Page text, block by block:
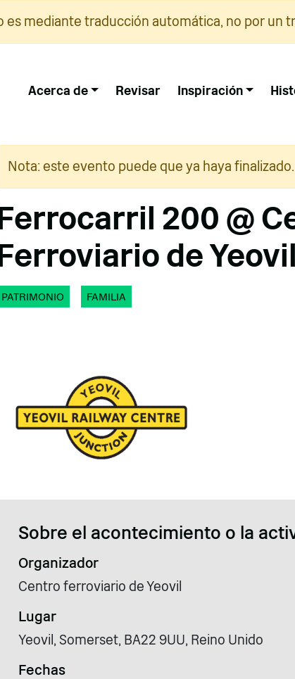
es mediante traducción automática, no por un
Acerca de Revisar Inspiración
Nota: este evento puede que ya haya finalizado.
200 @
de Yeovil
PATRIMONIO FAMILIA
Sobre el acontecimiento o la
Organizador
Centro ferroviario de Yeovil
Lugar
Yeovil, Somerset, BA22 9UU, Reino Unido
Fechas